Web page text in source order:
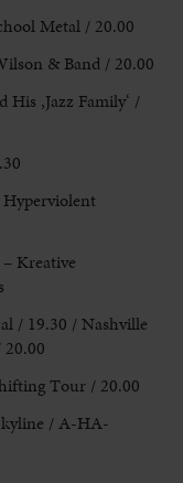
Metal / 20.00
& Band / 20.00
‚Jazz Family‘ /
Kreative
/ 19.30 / Nashville
Tour / 20.00
/ A-HA-